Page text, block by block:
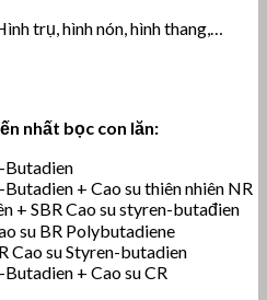
trụ, hình nón, hình thang,…
nhất bọc con lăn:
Butadien
+ Cao su thiên nhiên NR
+ SBR Cao su styren-butađien
su BR Polybutadiene
Cao su Styren-butadien
+ Cao su CR